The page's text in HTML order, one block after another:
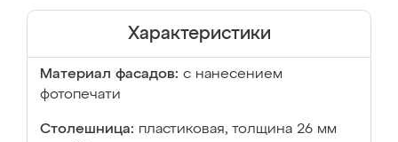
Характеристики
Материал фасадов: с нанесением
фотопечати
Столешница: пластиковая, толщина 26 мм